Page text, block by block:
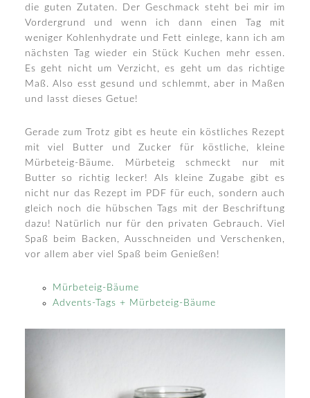
die guten Zutaten. Der Geschmack steht bei mir im
Vordergrund und wenn ich dann einen Tag mit
weniger Kohlenhydrate und Fett einlege, kann ich am
nächsten Tag wieder ein Stück Kuchen mehr essen.
Es geht nicht um Verzicht, es geht um das richtige
Maß. Also esst gesund und schlemmt, aber in Maßen
und lasst dieses Getue!
Gerade zum Trotz gibt es heute ein köstliches Rezept
mit viel Butter und Zucker für köstliche, kleine
Mürbeteig-Bäume. Mürbeteig schmeckt nur mit
Butter so richtig lecker! Als kleine Zugabe gibt es
nicht nur das Rezept im PDF für euch, sondern auch
gleich noch die hübschen Tags mit der Beschriftung
dazu! Natürlich nur für den privaten Gebrauch. Viel
Spaß beim Backen, Ausschneiden und Verschenken,
vor allem aber viel Spaß beim Genießen!
Mürbeteig-Bäume
Advents-Tags + Mürbeteig-Bäume